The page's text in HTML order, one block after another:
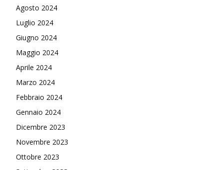
Agosto 2024
Luglio 2024
Giugno 2024
Maggio 2024
Aprile 2024
Marzo 2024
Febbraio 2024
Gennaio 2024
Dicembre 2023
Novembre 2023
Ottobre 2023